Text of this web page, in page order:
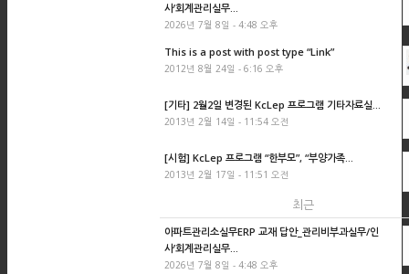
사’회계관리실무...
2026년 7월 8일 - 4:48 오후
This is a post with post type “Link”
2012년 8월 24일 - 6:16 오후
[기타] 2월2일 변경된 KcLep 프로그램 기타자료실...
2013년 2월 14일 - 11:54 오전
[시험] KcLep 프로그램 “한부모”, “부양가족...
2013년 2월 17일 - 11:51 오전
최근
아파트관리소실무ERP 교재 답안_관리비부과실무/인
사’회계관리실무...
2026년 7월 8일 - 4:48 오후